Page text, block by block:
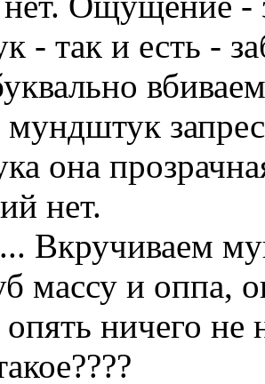
- так и есть -
мундштук
она
нет.
Вкручиваем
массу и оппа,
ничего не